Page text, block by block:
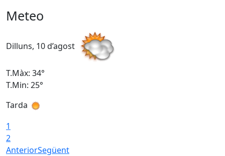
Meteo
Dilluns, 10 d’agost
T.Màx: 34°
T.Min: 25°
Tarda
1
2
AnteriorSegüent